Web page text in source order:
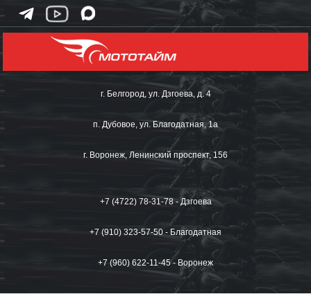
г. Белгород, ул. Дзгоева, д. 4
п. Дубовое, ул. Благодатная, 1а
г. Воронеж, Ленинский проспект, 156
+7 (4722) 78-31-78 - Дзгоева
+7 (910) 323-57-50 - Благодатная
+7 (960) 622-11-45 - Воронеж